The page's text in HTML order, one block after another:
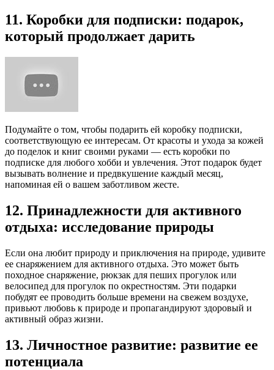
11. Коробки для подписки: подарок,
который продолжает дарить
Подумайте о том, чтобы подарить ей коробку подписки,
соответствующую ее интересам. От красоты и ухода за кожей
до поделок и книг своими руками — есть коробки по
подписке для любого хобби и увлечения. Этот подарок будет
вызывать волнение и предвкушение каждый месяц,
напоминая ей о вашем заботливом жесте.
12. Принадлежности для активного
отдыха: исследование природы
Если она любит природу и приключения на природе, удивите
ее снаряжением для активного отдыха. Это может быть
походное снаряжение, рюкзак для пеших прогулок или
велосипед для прогулок по окрестностям. Эти подарки
побудят ее проводить больше времени на свежем воздухе,
привьют любовь к природе и пропагандируют здоровый и
активный образ жизни.
13. Личностное развитие: развитие ее
потенциала